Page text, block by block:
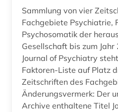
einzelhandel (1)
elektrochemie (1)
elektronik (2)
Sammlung von vier
Fachgebiete Psychiatrie,
Psychosomatik der
Gesellschaft bis zum Jahr 2006. Das
Journal of Psychiatry
Faktoren-Liste auf Platz
Zeitschriften des
Änderungsvermerk: Der ursprünglich im Legacy
Archive enthaltene Titel